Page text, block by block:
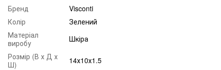
Бренд
Visconti
Колір
Зелений
Матеріал
виробу
Шкіра
Розмір (В х Д х
Ш)
14х10х1.5